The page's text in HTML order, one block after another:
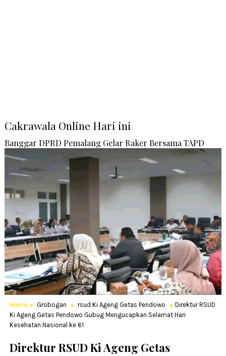
Cakrawala Online Hari ini
Banggar DPRD Pemalang Gelar Raker Bersama TAPD
Home Grobogan rsud Ki Ageng Getas Pendowo
Direktur RSUD
Ki Ageng Getas Pendowo Gubug Mengucapkan Selamat Hari
Kesehatan Nasional ke 61
Direktur RSUD Ki Ageng Getas